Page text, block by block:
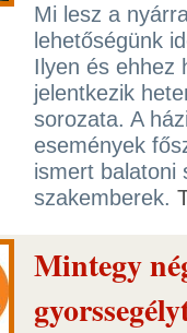
Mi lesz a
lehetőségünk
Ilyen és ehhez
jelentkezik
sorozata. A
események
ismert balatoni
szakemberek.
Mintegy